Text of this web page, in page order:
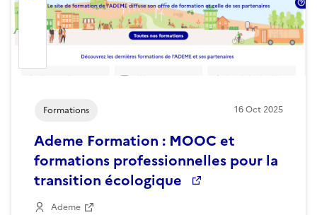
Formations 16Oct2025
Ademe Formation : MOOC et
formations professionnelles pour la
transition écologique
Ademe
Ajouter la ressource aux favoris